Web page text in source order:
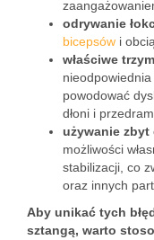
odrywanie
bicepsów i
właściwe
powodować
dłoni i
używanie
możliwości
stabilizacji, co
oraz innych
Aby unikać tych
sztangą, warto